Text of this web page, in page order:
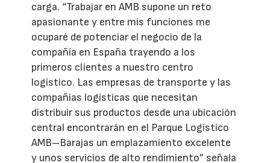
carga. “Trabajar en AMB supone un reto
apasionante y entre mis funciones me
ocuparé de potenciar el negocio de la
compañía en España trayendo a los
primeros clientes a nuestro centro
logístico. Las empresas de transporte y las
compañías logísticas que necesitan
distribuir sus productos desde una ubicación
central encontrarán en el Parque Logístico
AMB–Barajas un emplazamiento excelente
y unos servicios de alto rendimiento” señala